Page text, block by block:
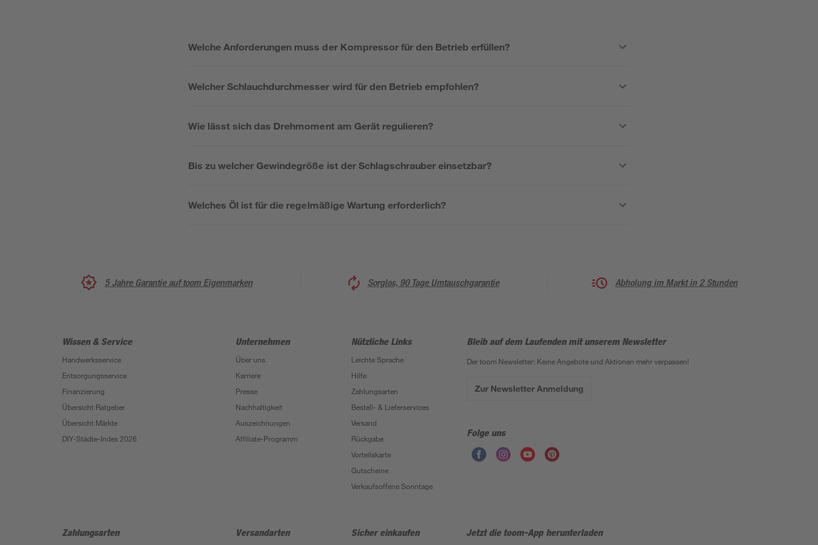
Welche Anforderungen muss der Kompressor für den Betrieb erfüllen?
Welcher Schlauchdurchmesser wird für den Betrieb empfohlen?
Wie lässt sich das Drehmoment am Gerät regulieren?
Bis zu welcher Gewindegröße ist der Schlagschrauber einsetzbar?
Welches Öl ist für die regelmäßige Wartung erforderlich?
5 Jahre Garantie auf toom Eigenmarken Sorglos, 90 Tage Umtauschgarantie Abholung im Markt in 2 Stunden
Wissen & Service
Handwerksservice
Entsorgungsservice
Finanzierung
Übersicht Ratgeber
Übersicht Märkte
DIY-Städte-Index 2026
Unternehmen
Über uns
Karriere
Presse
Nachhaltigkeit
Auszeichnungen
Affiliate-Programm
Nützliche Links
Leichte Sprache
Hilfe
Zahlungsarten
Bestell- & Lieferservices
Versand
Rückgabe
Vorteilskarte
Gutscheine
Verkaufsoffene Sonntage
Bleib auf dem Laufenden mit unserem Newsletter
Der toom Newsletter: Keine Angebote und Aktionen mehr verpassen!
Zur Newsletter Anmeldung
Folge uns
Zahlungsarten Versandarten Sicher einkaufen Jetzt die toom-App herunterladen